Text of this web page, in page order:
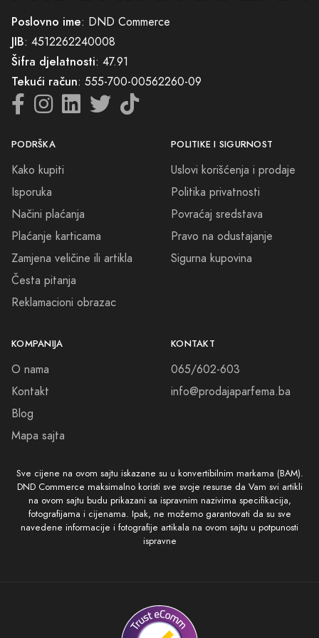
Poslovno ime: DND Commerce
JIB: 4512262240008
Šifra djelatnosti: 47.91
Tekući račun: 555-700-00562260-09
PODRŠKA
Kako kupiti
Isporuka
Načini plaćanja
Plaćanje karticama
Zamjena veličine ili artikla
Česta pitanja
Reklamacioni obrazac
POLITIKE I SIGURNOST
Uslovi korišćenja i prodaje
Politika privatnosti
Povraćaj sredstava
Pravo na odustajanje
Sigurna kupovina
KOMPANIJA
O nama
Kontakt
Blog
Mapa sajta
KONTAKT
065/602-603
info@prodajaparfema.ba
Sve cijene na ovom sajtu iskazane su u konvertibilnim markama (BAM).
DND Commerce maksimalno koristi sve svoje resurse da Vam svi artikli
na ovom sajtu budu prikazani sa ispravnim nazivima specifikacija,
fotografijama i cijenama. Ipak, ne možemo garantovati da su sve
navedene informacije i fotografije artikala na ovom sajtu u potpunosti
ispravne